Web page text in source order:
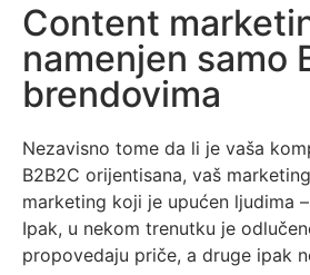
Content
namenjen samo
brendovima
Nezavisno tome da li je vaša
B2B2C orijentisana, vaš
marketing koji je upućen ljudima
Ipak, u nekom trenutku je
propovedaju priče, a druge ipak